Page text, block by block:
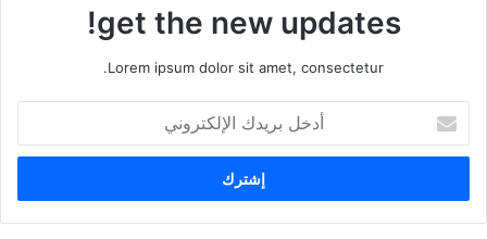
get the new updates!
Lorem ipsum dolor sit amet, consectetur.
بريدك
الإلكتروني